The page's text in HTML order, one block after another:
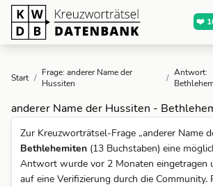
❤️
Start / Frage: anderer Name der
Hussiten
/ Antwort:
anderer Name der Hussiten -
Zur Kreuzworträtsel-Frage „anderer Name
Bethlehemiten (13 Buchstaben) eine
Antwort wurde vor 2 Monaten eingetragen
auf eine Verifizierung durch die Community.